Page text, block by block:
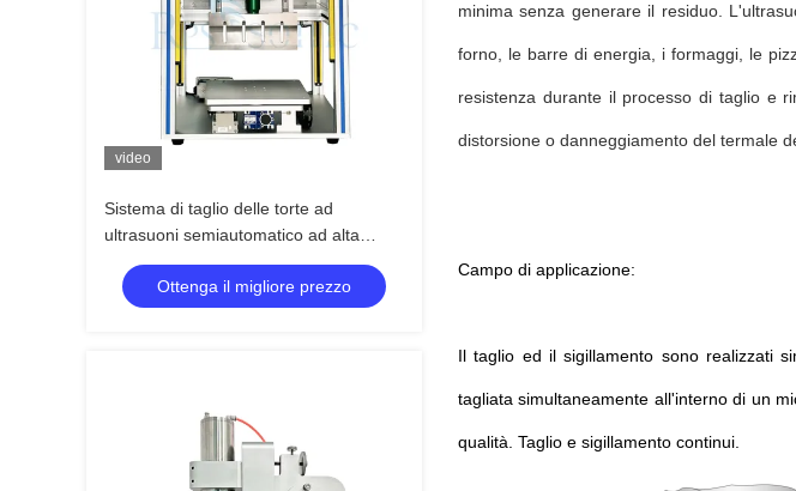
video
Sistema di taglio delle torte ad
ultrasuoni semiautomatico ad alta
efficienza coltello ad ultrasuoni per
macchina da forno
Ottenga il migliore prezzo
minima senza generare il residuo.
forno, le barre di energia, i formaggi, le
resistenza durante il processo di taglio e
distorsione o danneggiamento del termale
Campo di applicazione:
Il taglio ed il sigillamento sono realizzati
tagliata simultaneamente all'interno di un
qualità. Taglio e sigillamento continui.